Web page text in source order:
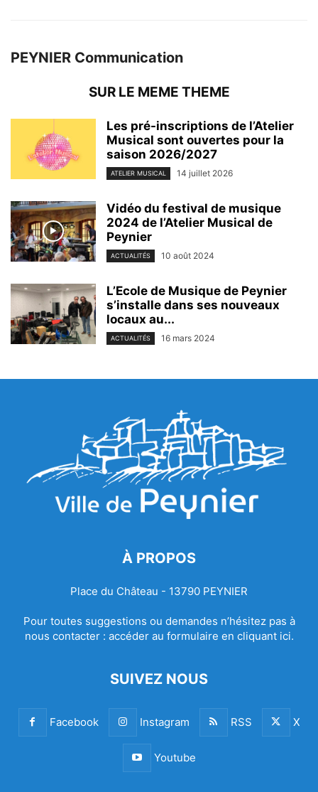
PEYNIER Communication
SUR LE MEME THEME
Les pré-inscriptions de l’Atelier
Musical sont ouvertes pour la
saison 2026/2027
ATELIER MUSICAL 14 juillet 2026
Vidéo du festival de musique
2024 de l’Atelier Musical de
Peynier
ACTUALITÉS 10 août 2024
L’Ecole de Musique de Peynier
s’installe dans ses nouveaux
locaux au...
ACTUALITÉS 16 mars 2024
À PROPOS
Place du Château - 13790 PEYNIER
Pour toutes suggestions ou demandes n’hésitez pas à
nous contacter : accéder au formulaire en cliquant ici.
SUIVEZ NOUS
Facebook Instagram RSS X
Youtube